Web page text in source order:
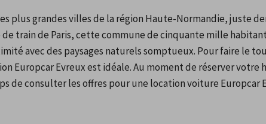
plus grandes villes de la région Haute-Normandie, juste
de train de Paris, cette commune de cinquante mille
avec des paysages naturels somptueux. Pour faire le
Europcar Evreux est idéale. Au moment de réserver votre
de consulter les offres pour une location voiture Europcar